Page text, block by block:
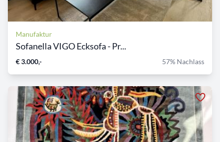
Manufaktur
Sofanella VIGO Ecksofa - Pr...
€ 3.000,- 57% Nachlass